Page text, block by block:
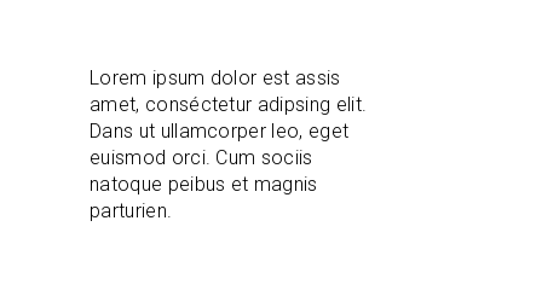
Lorem ipsum dolor est assis
amet, conséctetur adipsing elit.
Dans ut ullamcorper leo, eget
euismod orci. Cum sociis
natoque peibus et magnis
parturien.